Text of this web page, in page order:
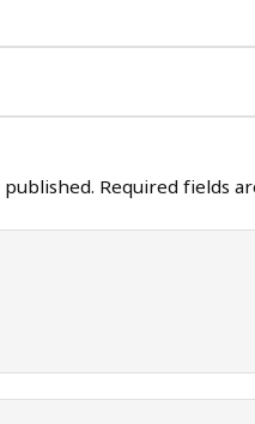
Required fields